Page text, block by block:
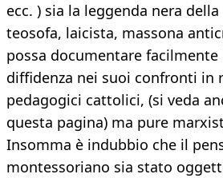
ecc. ) sia la leggenda nera
teosofa, laicista, massona
possa documentare
diffidenza nei suoi confronti in
pedagogici cattolici, (si veda
questa pagina) ma pure
Insomma è indubbio che il
montessoriano sia stato